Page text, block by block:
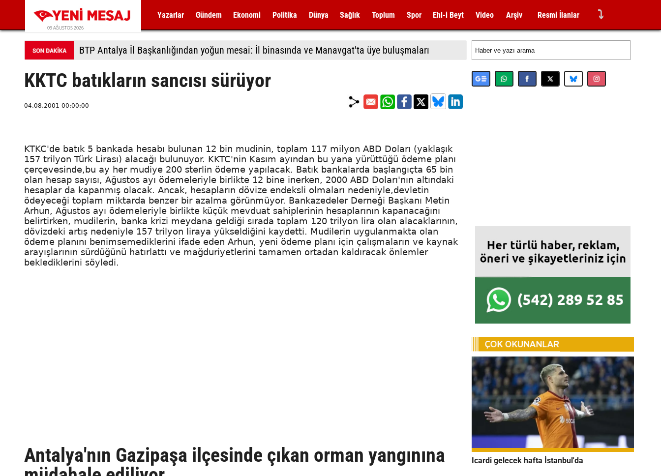
09 AĞUSTOS 2026
Yazarlar Gündem Ekonomi Politika Dünya Sağlık Toplum Spor Ehl-i Beyt Video Arşiv Resmi İlanlar ⤵
BTP Antalya İl Başkanlığından yoğun mesai: İl binasında ve Manavgat'ta üye buluşmaları
KKTC batıkların sancısı sürüyor
04.08.2001 00:00:00
KTKC'de batık 5 bankada hesabı bulunan 12 bin mudinin, toplam 117 milyon ABD Doları (yaklaşık
157 trilyon Türk Lirası) alacağı bulunuyor. KKTC'nin Kasım ayından bu yana yürüttüğü ödeme planı
çerçevesinde,bu ay her mudiye 200 sterlin ödeme yapılacak. Batık bankalarda başlangıçta 65 bin
olan hesap sayısı, Ağustos ayı ödemeleriyle birlikte 12 bine inerken, 2000 ABD Doları'nın altındaki
hesaplar da kapanmış olacak. Ancak, hesapların dövize endeksli olmaları nedeniyle,devletin
ödeyeceği toplam miktarda benzer bir azalma görünmüyor. Bankazedeler Derneği Başkanı Metin
Arhun, Ağustos ayı ödemeleriyle birlikte küçük mevduat sahiplerinin hesaplarının kapanacağını
belirtirken, mudilerin, banka krizi meydana geldiği sırada toplam 120 trilyon lira olan alacaklarının,
dövizdeki artış nedeniyle 157 trilyon liraya yükseldiğini kaydetti. Mudilerin uygulanmakta olan
ödeme planını benimsemediklerini ifade eden Arhun, yeni ödeme planı için çalışmaların ve kaynak
arayışlarının sürdüğünü hatırlattı ve mağduriyetlerini tamamen ortadan kaldıracak önlemler
beklediklerini söyledi.
Antalya'nın Gazipaşa ilçesinde çıkan orman yangınına
Icardi gelecek hafta İstanbul'da